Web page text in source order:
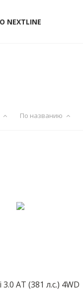
О NEXTLINE
По названию
AT (381 л.с.) 4WD